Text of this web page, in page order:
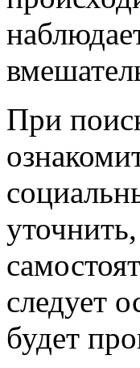
При
следует
будет